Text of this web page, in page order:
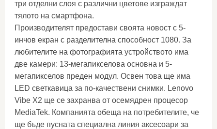
три отделни слоя с различни цветове изграждат
тялото на смартфона.
Производителят предостави своята новост с 5-
инчов екран с разделителна способност 1080. За
любителите на фотографията устройството има
две камери: 13-мегапикселова основна и 5-
мегапикселов преден модул. Освен това ще има
LED светкавица за по-качествени снимки. Lenovo
Vibe X2 ще се захранва от осемядрен процесор
MediaTek. Компанията обеща на потребителите, че
ще бъде пусната специална линия аксесоари за